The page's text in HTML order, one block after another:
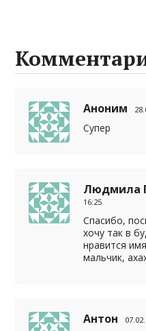
Аноним
Супер
Людмила
16:25
Спасибо,
хочу так в
нравится
мальчик,
Антон